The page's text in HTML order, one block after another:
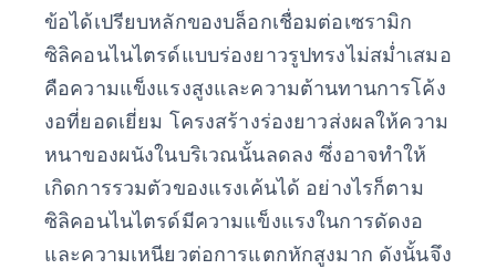
ข้อได้เปรียบหลักของบล็อกเชื่อมต่อเซรามิก
ซิลิคอนไนไตรด์แบบร่องยาวรูปทรงไม่สม่ำเสมอ
คือความแข็งแรงสูงและความต้านทานการโค้ง
งอที่ยอดเยี่ยม โครงสร้างร่องยาวส่งผลให้ความ
หนาของผนังในบริเวณนั้นลดลง ซึ่งอาจทำให้
เกิดการรวมตัวของแรงเค้นได้ อย่างไรก็ตาม
ซิลิคอนไนไตรด์มีความแข็งแรงในการดัดงอ
และความเหนียวต่อการแตกหักสูงมาก ดังนั้นจึง